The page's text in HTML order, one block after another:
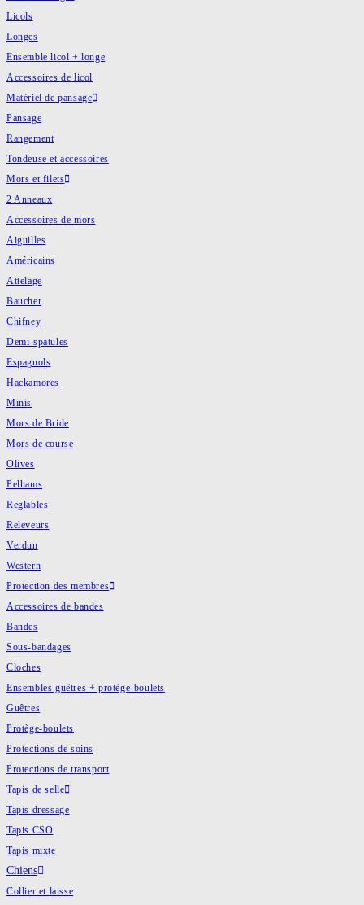
Licols
Longes
Ensemble licol + longe
Accessoires de licol
Matériel de pansage
Pansage
Rangement
Tondeuse et accessoires
Mors et filets
2 Anneaux
Accessoires de mors
Aiguilles
Américains
Attelage
Baucher
Chifney
Demi-spatules
Espagnols
Hackamores
Minis
Mors de Bride
Mors de course
Olives
Pelhams
Reglables
Releveurs
Verdun
Western
Protection des membres
Accessoires de bandes
Bandes
Sous-bandages
Cloches
Ensembles guêtres + protège-boulets
Guêtres
Protège-boulets
Protections de soins
Protections de transport
Tapis de selle
Tapis dressage
Tapis CSO
Tapis mixte
Chiens
Collier et laisse